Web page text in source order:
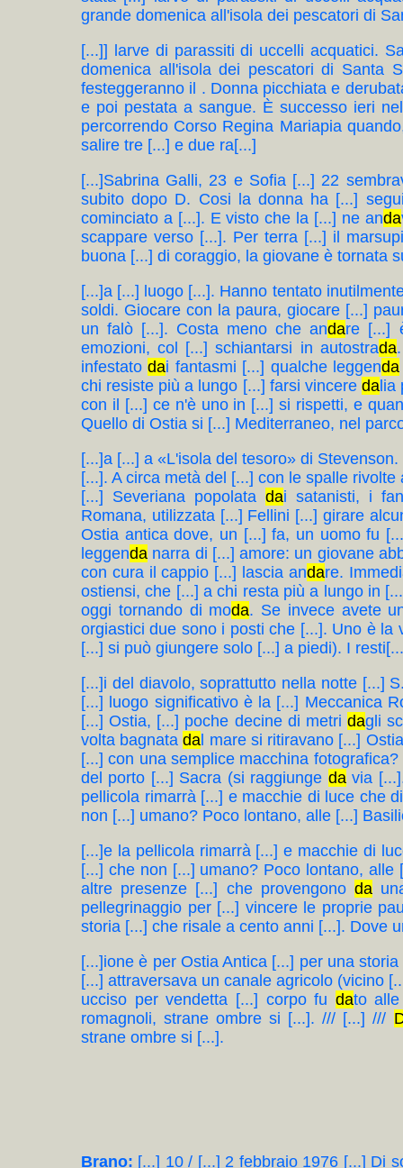
grande domenica all'isola dei pescatori di
[...]] larve di parassiti di uccelli acquatici.
domenica all'isola dei pescatori di Santa
festeggeranno il . Donna picchiata e
e poi pestata a sangue. È successo ieri
percorrendo Corso Regina Mariapia
salire tre [...] e due ra[...]
[...]Sabrina Galli, 23 e Sofia [...] 22
subito dopo D. Cosi la donna ha [...]
cominciato a [...]. E visto che la [...] ne anda
scappare verso [...]. Per terra [...] il
buona [...] di coraggio, la giovane è tornata
[...]a [...] luogo [...]. Hanno tentato
soldi. Giocare con la paura, giocare [...]
un falò [...]. Costa meno che andare [...]
emozioni, col [...] schiantarsi in autostrada
infestatodai fantasmi [...] qualche leggenda
chi resiste più a lungo [...] farsi vincere dalia
con il [...] ce n'è uno in [...] si rispetti, e
Quello di Ostia si [...] Mediterraneo, nel
[...]a [...] a «L'isola del tesoro» di
[...]. A circa metà del [...] con le spalle
[...] Severiana popolata dai satanisti, i
Romana, utilizzata [...] Fellini [...] girare
Ostia antica dove, un [...] fa, un uomo fu
leggenda narra di [...] amore: un giovane
con cura il cappio [...] lascia andare.
ostiensi, che [...] a chi resta più a lungo in
oggi tornando di moda. Se invece avete
orgiastici due sono i posti che [...]. Uno è
[...] si può giungere solo [...] a piedi). I
[...]i del diavolo, soprattutto nella notte [...]
[...] luogo significativo è la [...] Meccanica
[...] Ostia, [...] poche decine di metri dagli
volta bagnatada l mare si ritiravano [...]
[...] con una semplice macchina
del porto [...] Sacra (si raggiunge davia
pellicola rimarrà [...] e macchie di luce che
non [...] umano? Poco lontano, alle [...]
[...]e la pellicola rimarrà [...] e macchie di
[...] che non [...] umano? Poco lontano,
altre presenze [...] che provengono da
pellegrinaggio per [...] vincere le proprie
storia [...] che risale a cento anni [...]. Dove
[...]ione è per Ostia Antica [...] per una
[...] attraversava un canale agricolo (vicino
ucciso per vendetta [...] corpo fu dato
romagnoli, strane ombre si [...]. /// [...] ///
strane ombre si [...].
Brano: [...] 10 / [...] 2 febbraio 1976 [...] Di